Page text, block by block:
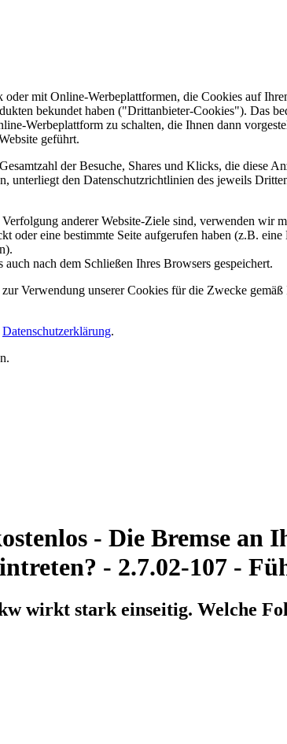
mit Online-Werbeplattformen, die Cookies auf
bekundet haben ("Drittanbieter-Cookies"). Das
Werbeplattform zu schalten, die Ihnen dann
geführt.
der Besuche, Shares und Klicks, die diese
unterliegt den Datenschutzrichtlinien des jeweils
anderer Website-Ziele sind, verwenden wir
oder eine bestimmte Seite aufgerufen haben (z.B.
nach dem Schließen Ihres Browsers gespeichert.
Verwendung unserer Cookies für die Zwecke
Datenschutzerklärung.
- Die Bremse
- 2.7.02-107 -
wirkt stark einseitig. Welche